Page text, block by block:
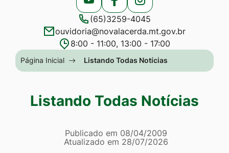
acessibilidade
menu
[alt+2]
para
Acessar
a
Rede
Social
Acessar
a
Rede
Social
Acessar
a
Rede
Social
(65)3259-4045
ouvidoria@novalacerda.mt.gov.br
8:00 - 11:00, 13:00 - 17:00
Seção
do
principal
Página Inicial Listando Todas Notícias
Listando Todas Notícias
Página Listando Todas
Informações
Publicado em 08/04/2009
Atualizado em 28/07/2026